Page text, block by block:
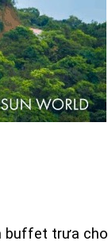
buffet trưa cho